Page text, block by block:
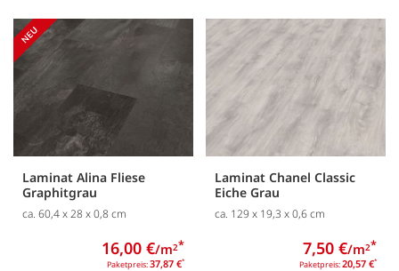
Laminat Alina Fliese
Graphitgrau
ca. 60,4 x 28 x 0,8 cm
Paketpreis:37,87 €*
16,00 €/m2*
Laminat Chanel Classic
Eiche Grau
ca. 129 x 19,3 x 0,6 cm
Paketpreis:20,57 €*
7,50 €/m2*